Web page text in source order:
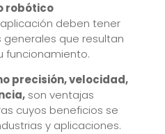
robótico
deben tener
que resultan
funcionamiento.
precisión, velocidad,
son ventajas
cuyos beneficios se
y aplicaciones.